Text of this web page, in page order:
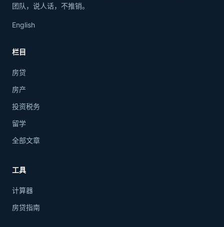
团队，说人话，不推销。
English
栏目
房贷
房产
投资税务
留学
全部文章
工具
计算器
房贷指南